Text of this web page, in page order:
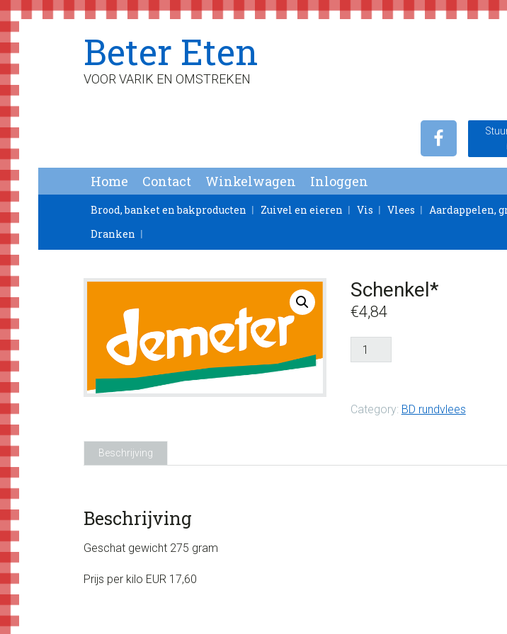
naar
de
hoofdnavigatie
naar
de
hoofd
inhoud
naar
de
voettekst
Beter Eten
VOOR VARIK EN OMSTREKEN
Home Contact Winkelwagen Inloggen
Brood, banket en bakproducten Zuivel en eieren Vis Vlees Aardappelen,
Dranken
Schenkel*
€4,84
Schenkel*
aantal
Category: BD rundvlees
Beschrijving
Beschrijving
Geschat gewicht 275 gram
Prijs per kilo EUR 17,60